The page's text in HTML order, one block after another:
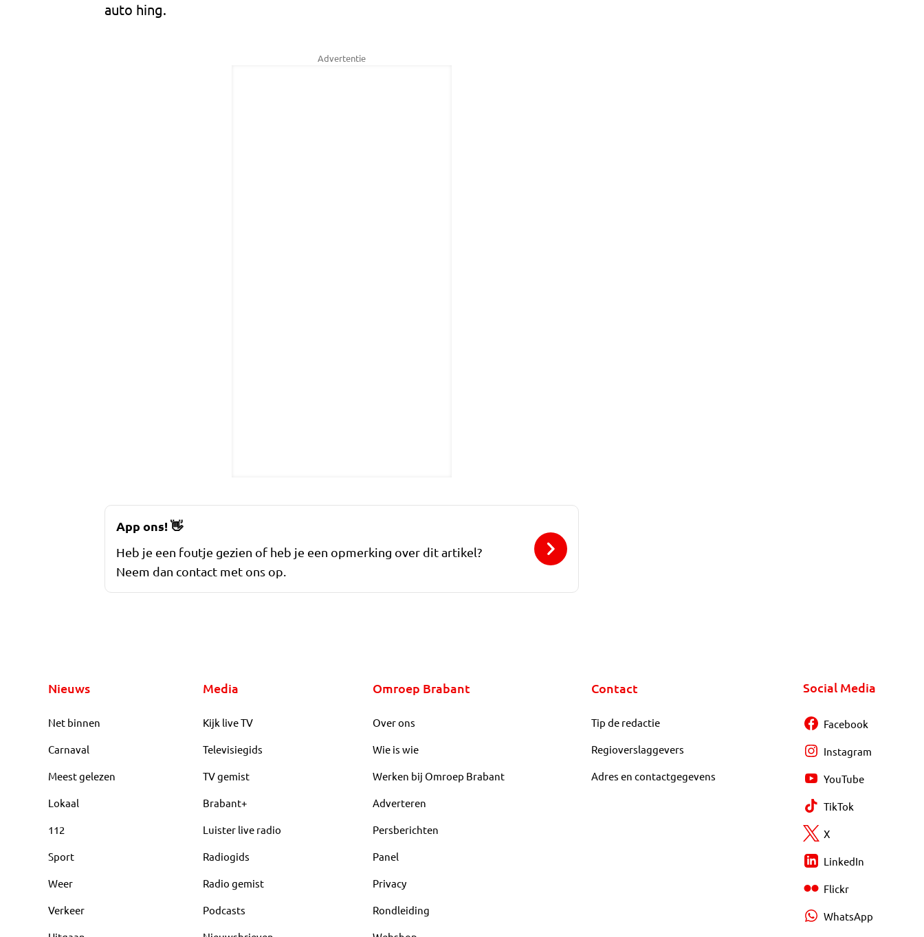
auto hing.
Advertentie
App ons!👋
Heb je een foutje gezien of heb je een opmerking over dit artikel?
Neem dan contact met ons op.
Nieuws
Net binnen
Carnaval
Meest gelezen
Lokaal
112
Sport
Weer
Verkeer
Media
Kijk live TV
Televisiegids
TV gemist
Brabant+
Luister live radio
Radiogids
Radio gemist
Podcasts
Omroep Brabant
Over ons
Wie is wie
Werken bij Omroep Brabant
Adverteren
Persberichten
Panel
Privacy
Rondleiding
Contact
Tip de redactie
Regioverslaggevers
Adres en contactgegevens
Social Media
Facebook
Instagram
YouTube
TikTok
X
LinkedIn
Flickr
WhatsApp